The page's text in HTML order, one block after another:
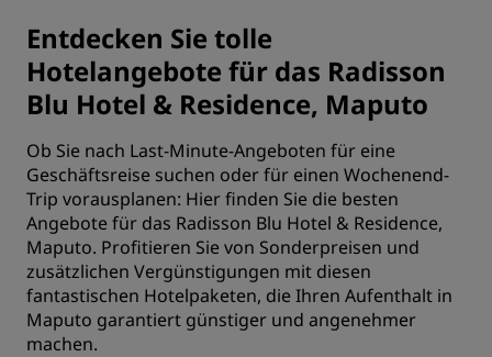
Entdecken Sie tolle
Hotelangebote für das Radisson
Blu Hotel & Residence, Maputo
Ob Sie nach Last-Minute-Angeboten für eine
Geschäftsreise suchen oder für einen Wochenend-
Trip vorausplanen: Hier finden Sie die besten
Angebote für das Radisson Blu Hotel & Residence,
Maputo. Profitieren Sie von Sonderpreisen und
zusätzlichen Vergünstigungen mit diesen
fantastischen Hotelpaketen, die Ihren Aufenthalt in
Maputo garantiert günstiger und angenehmer
machen.